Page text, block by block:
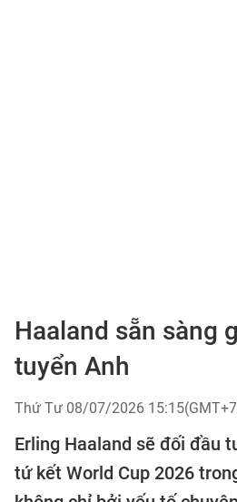
Haaland sẵn sàng
tuyển Anh
Thứ Tư 08/07/2026
Erling Haaland sẽ đối đầu
tứ kết World Cup 2026